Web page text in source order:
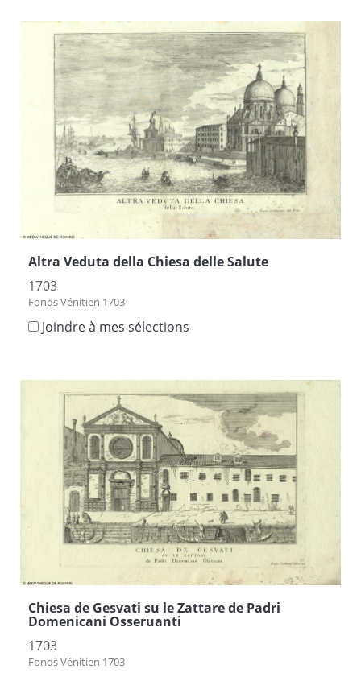
Altra Veduta della Chiesa delle Salute
1703
Fonds Vénitien 1703
Joindre à mes sélections
Chiesa de Gesvati su le Zattare de Padri
Domenicani Osseruanti
1703
Fonds Vénitien 1703